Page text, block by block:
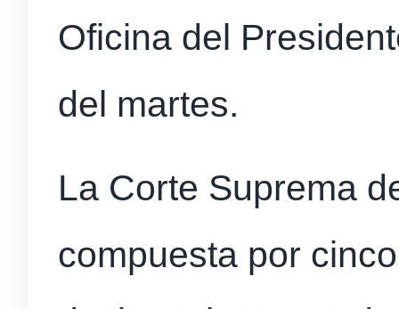
Oficina del
del martes.
La Corte Suprema
compuesta por